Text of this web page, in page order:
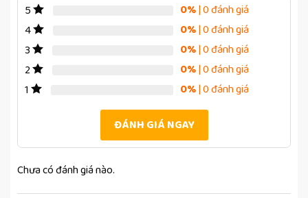
5 0%| 0 đánh giá
4
0%| 0 đánh giá
3
0%| 0 đánh giá
2
0%| 0 đánh giá
1
0%| 0 đánh giá
ĐÁNH GIÁ NGAY
Chưa có đánh giá nào.